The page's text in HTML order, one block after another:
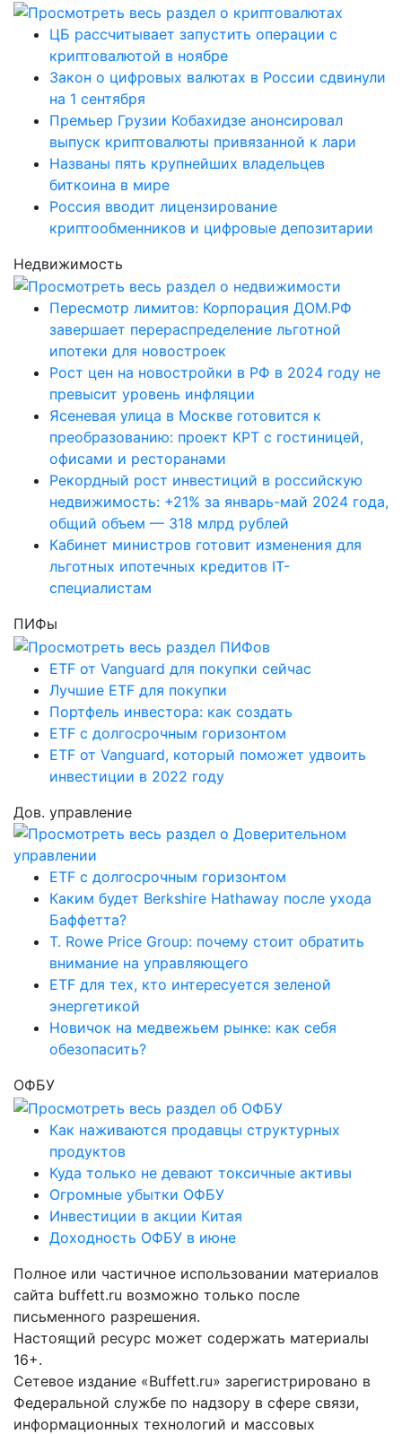
ЦБ рассчитывает запустить операции с
криптовалютой в ноябре
Закон о цифровых валютах в России сдвинули
на 1 сентября
Премьер Грузии Кобахидзе анонсировал
выпуск криптовалюты привязанной к лари
Названы пять крупнейших владельцев
биткоина в мире
Россия вводит лицензирование
криптообменников и цифровые депозитарии
Недвижимость
Пересмотр лимитов: Корпорация ДОМ.РФ
завершает перераспределение льготной
ипотеки для новостроек
Рост цен на новостройки в РФ в 2024 году не
превысит уровень инфляции
Ясеневая улица в Москве готовится к
преобразованию: проект КРТ с гостиницей,
офисами и ресторанами
Рекордный рост инвестиций в российскую
недвижимость: +21% за январь-май 2024 года,
общий объем — 318 млрд рублей
Кабинет министров готовит изменения для
льготных ипотечных кредитов IT-
специалистам
ПИФы
ETF от Vanguard для покупки сейчас
Лучшие ETF для покупки
Портфель инвестора: как создать
ETF с долгосрочным горизонтом
ETF от Vanguard, который поможет удвоить
инвестиции в 2022 году
Дов. управление
ETF с долгосрочным горизонтом
Каким будет Berkshire Hathaway после ухода
Баффетта?
T. Rowe Price Group: почему стоит обратить
внимание на управляющего
ETF для тех, кто интересуется зеленой
энергетикой
Новичок на медвежьем рынке: как себя
обезопасить?
ОФБУ
Как наживаются продавцы структурных
продуктов
Куда только не девают токсичные активы
Огромные убытки ОФБУ
Инвестиции в акции Китая
Доходность ОФБУ в июне
Полное или частичное использовании материалов
сайта buffett.ru возможно только после
письменного разрешения.
Настоящий ресурс может содержать материалы
16+.
Сетевое издание «Buffett.ru» зарегистрировано в
Федеральной службе по надзору в сфере связи,
информационных технологий и массовых